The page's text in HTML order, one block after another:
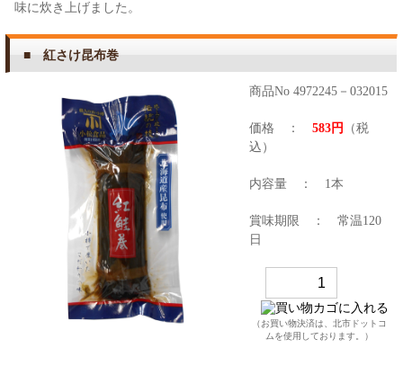
味に炊き上げました。
■ 紅さけ昆布巻
商品No 4972245－032015
価格 ： 583円
（税
込）
内容量 ： 1本
賞味期限 ： 常温120
日
（お買い物決済は、 北市ドットコ
ムを使用しております。）